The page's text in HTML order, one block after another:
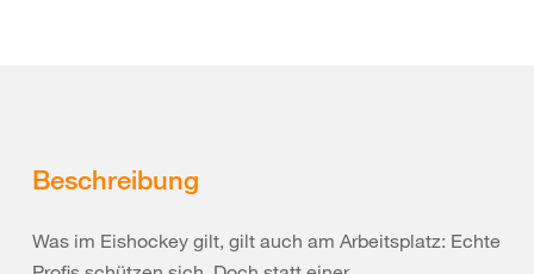
Beschreibung
Was im Eishockey gilt, gilt auch am Arbeitsplatz: Echte